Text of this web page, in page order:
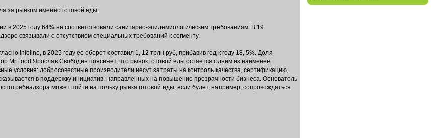
за рынком именно готовой еды.
2025 году 64% не соответствовали санитарно-эпидемиологическим требованиям. В 19
связывали с отсутствием специальных требований к сегменту.
Infoline, в 2025 году ее оборот составил 1, 12 трлн руб, прибавив год к году 18, 5%. Доля
Mr.Food Ярослав Свободин поясняет, что рынок готовой еды остается одним из наименее
условия: добросовестные производители несут затраты на контроль качества, сертификацию,
в поддержку инициатив, направленных на повышение прозрачности бизнеса. Основатель
может пойти на пользу рынка готовой еды, если будет, например, сопровождаться